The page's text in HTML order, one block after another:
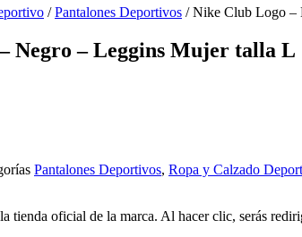
/Pantalones Deportivos / Nike Club Logo –
Negro – Leggins Mujer talla L
Pantalones Deportivos, Ropa y Calzado
tienda oficial de la marca. Al hacer clic, serás